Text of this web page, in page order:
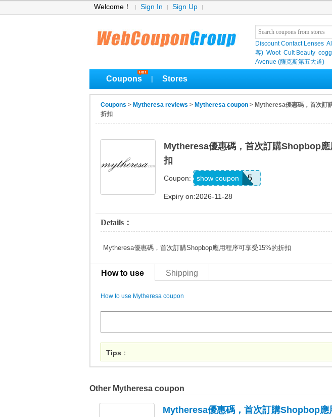
Welcome！ Sign In Sign Up
Discount Contact Lenses
客) Woot Cult Beauty
Avenue (薩克斯第五大道)
Coupons Stores
Coupons > Mytheresa reviews > Mytheresa coupon > Mytheresa優惠碼，首次訂
折扣
Mytheresa優惠碼，首次訂購Shopbop應
扣
Coupon: APP15
show coupon
Expiry on:2026-11-28
Details：
Mytheresa優惠碼，首次訂購Shopbop應用程序可享受15%的折扣
How to use Shipping
How to use Mytheresa coupon
Tips ：
Other Mytheresa coupon
Mytheresa優惠碼，首次訂購Shopbop應